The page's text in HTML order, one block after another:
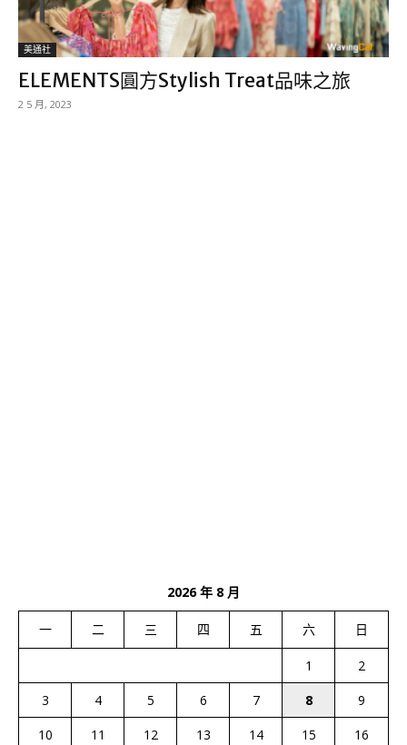
美通社
ELEMENTS圓方Stylish Treat品味之旅
2 5 月, 2023
2026 年 8 月
一 二 三 四 五 六 日
1
2
3
4 5 6 7 8
9
10
11 12 13 14 15
16